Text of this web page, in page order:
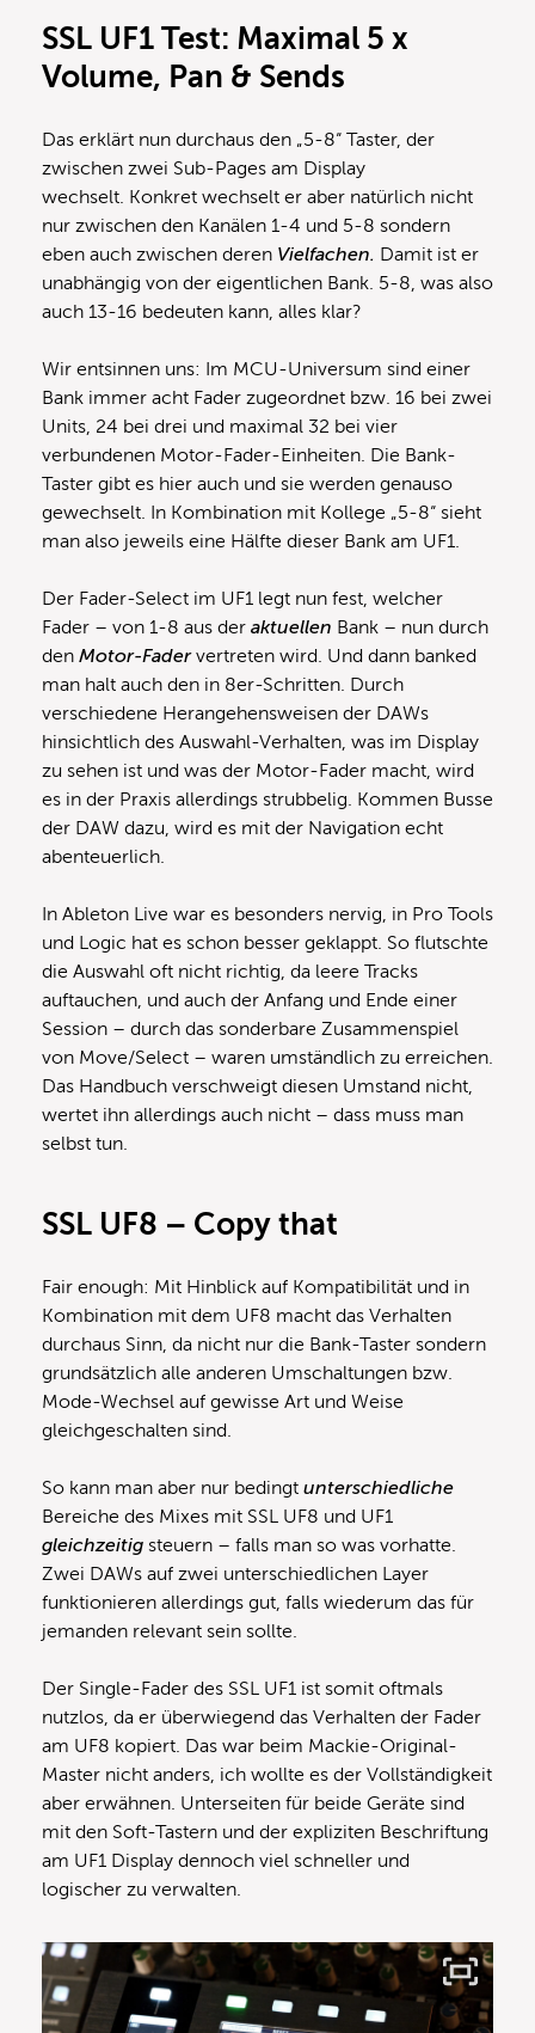
SSL UF1 Test: Maximal 5 x
Volume, Pan & Sends
Das erklärt nun durchaus den „5-8“ Taster, der
zwischen zwei Sub-Pages am Display
wechselt. Konkret wechselt er aber natürlich nicht
nur zwischen den Kanälen 1-4 und 5-8 sondern
eben auch zwischen deren Vielfachen. Damit ist er
unabhängig von der eigentlichen Bank. 5-8, was also
auch 13-16 bedeuten kann, alles klar?
Wir entsinnen uns: Im MCU-Universum sind einer
Bank immer acht Fader zugeordnet bzw. 16 bei zwei
Units, 24 bei drei und maximal 32 bei vier
verbundenen Motor-Fader-Einheiten. Die Bank-
Taster gibt es hier auch und sie werden genauso
gewechselt. In Kombination mit Kollege „5-8“ sieht
man also jeweils eine Hälfte dieser Bank am UF1.
Der Fader-Select im UF1 legt nun fest, welcher
Fader – von 1-8 aus der aktuellen Bank – nun durch
den Motor-Fadervertreten wird. Und dann banked
man halt auch den in 8er-Schritten. Durch
verschiedene Herangehensweisen der DAWs
hinsichtlich des Auswahl-Verhalten, was im Display
zu sehen ist und was der Motor-Fader macht, wird
es in der Praxis allerdings strubbelig. Kommen Busse
der DAW dazu, wird es mit der Navigation echt
abenteuerlich.
In Ableton Live war es besonders nervig, in Pro Tools
und Logic hat es schon besser geklappt. So flutschte
die Auswahl oft nicht richtig, da leere Tracks
auftauchen, und auch der Anfang und Ende einer
Session – durch das sonderbare Zusammenspiel
von Move/Select – waren umständlich zu erreichen.
Das Handbuch verschweigt diesen Umstand nicht,
wertet ihn allerdings auch nicht – dass muss man
selbst tun.
SSL UF8 – Copy that
Fair enough: Mit Hinblick auf Kompatibilität und in
Kombination mit dem UF8 macht das Verhalten
durchaus Sinn, da nicht nur die Bank-Taster sondern
grundsätzlich alle anderen Umschaltungen bzw.
Mode-Wechsel auf gewisse Art und Weise
gleichgeschalten sind.
So kann man aber nur bedingt unterschiedliche
Bereiche des Mixes mit SSL UF8 und UF1
gleichzeitig steuern – falls man so was vorhatte.
Zwei DAWs auf zwei unterschiedlichen Layer
funktionieren allerdings gut, falls wiederum das für
jemanden relevant sein sollte.
Der Single-Fader des SSL UF1 ist somit oftmals
nutzlos, da er überwiegend das Verhalten der Fader
am UF8 kopiert. Das war beim Mackie-Original-
Master nicht anders, ich wollte es der Vollständigkeit
aber erwähnen. Unterseiten für beide Geräte sind
mit den Soft-Tastern und der expliziten Beschriftung
am UF1 Display dennoch viel schneller und
logischer zu verwalten.